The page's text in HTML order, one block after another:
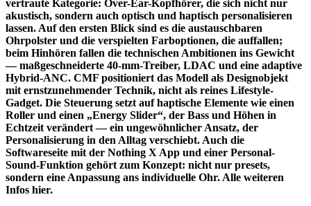
vertraute Kategorie: Over-Ear-Kopfhörer, die sich nicht nur
akustisch, sondern auch optisch und haptisch personalisieren
lassen. Auf den ersten Blick sind es die austauschbaren
Ohrpolster und die verspielten Farboptionen, die auffallen;
beim Hinhören fallen die technischen Ambitionen ins Gewicht
— maßgeschneiderte 40-mm-Treiber, LDAC und eine adaptive
Hybrid-ANC. CMF positioniert das Modell als Designobjekt
mit ernstzunehmender Technik, nicht als reines Lifestyle-
Gadget. Die Steuerung setzt auf haptische Elemente wie einen
Roller und einen „Energy Slider“, der Bass und Höhen in
Echtzeit verändert — ein ungewöhnlicher Ansatz, der
Personalisierung in den Alltag verschiebt. Auch die
Softwareseite mit der Nothing X App und einer Personal-
Sound-Funktion gehört zum Konzept: nicht nur presets,
sondern eine Anpassung ans individuelle Ohr. Alle weiteren
Infos hier.